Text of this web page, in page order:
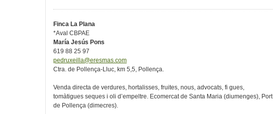
Finca La Plana
*Aval CBPAE
María Jesús Pons
619 88 25 97
pedruxeilla@eresmas.com
Ctra. de Pollença-Lluc, km 5,5, Pollença.
Venda directa de verdures, hortalisses, fruites, nous, advocats, fi gues,
tomàtigues seques i oli d’empeltre. Ecomercat de Santa Maria (diumenges), Port
de Pollença (dimecres).